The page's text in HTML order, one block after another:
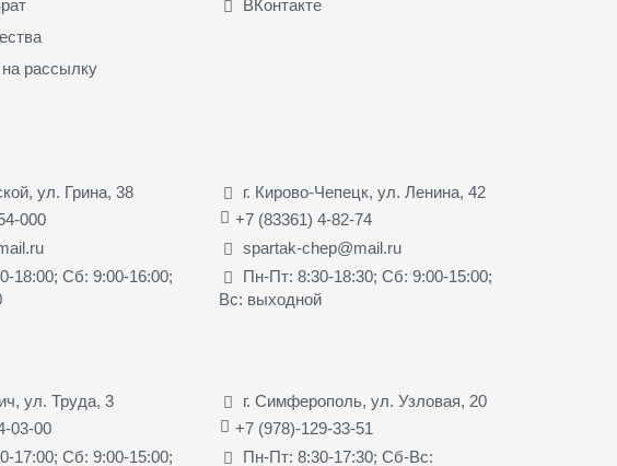
рассылку
ВКонтакте
ул. Грина, 38
000
18:00; Сб: 9:00-16:00;
г. Кирово-Чепецк, ул. Ленина, 42
+7 (83361) 4-82-74
spartak-chep@mail.ru
Пн-Пт: 8:30-18:30; Сб: 9:00-15:00;
Вс: выходной
ул. Труда, 3
03-00
17:00; Сб: 9:00-15:00;
г. Симферополь, ул. Узловая, 20
+7 (978)-129-33-51
Пн-Пт: 8:30-17:30; Сб-Вс: